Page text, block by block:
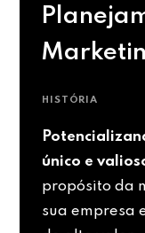
HISTÓRIA
único e
propósito da
sua empresa